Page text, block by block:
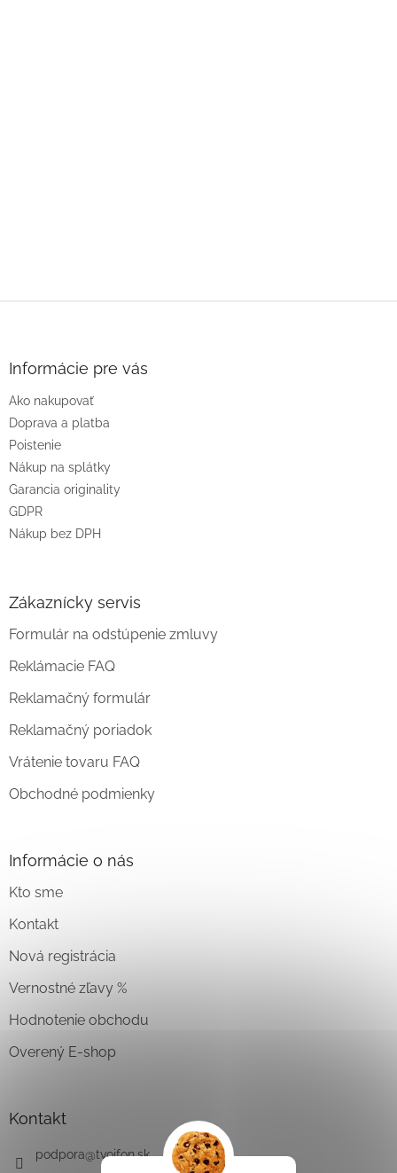
Informácie pre vás
Ako nakupovať
Doprava a platba
Poistenie
Nákup na splátky
Garancia originality
GDPR
Nákup bez DPH
Zákaznícky servis
Formulár na odstúpenie zmluvy
Reklámacie FAQ
Reklamačný formulár
Reklamačný poriadok
Vrátenie tovaru FAQ
Obchodné podmienky
Informácie o nás
Kto sme
Kontakt
Nová registrácia
Vernostné zľavy %
Hodnotenie obchodu
Overený E-shop
Kontakt
podpora@tvojfon.sk